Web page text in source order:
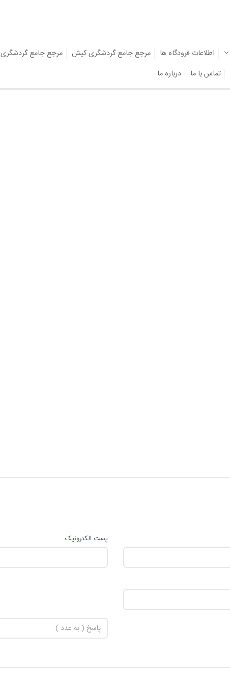
اطلاعات فرودگاه ها مرجع جامع گردشگری کیش مرجع جامع گردشگری
تماس با ما درباره ما
پست الکترونیک